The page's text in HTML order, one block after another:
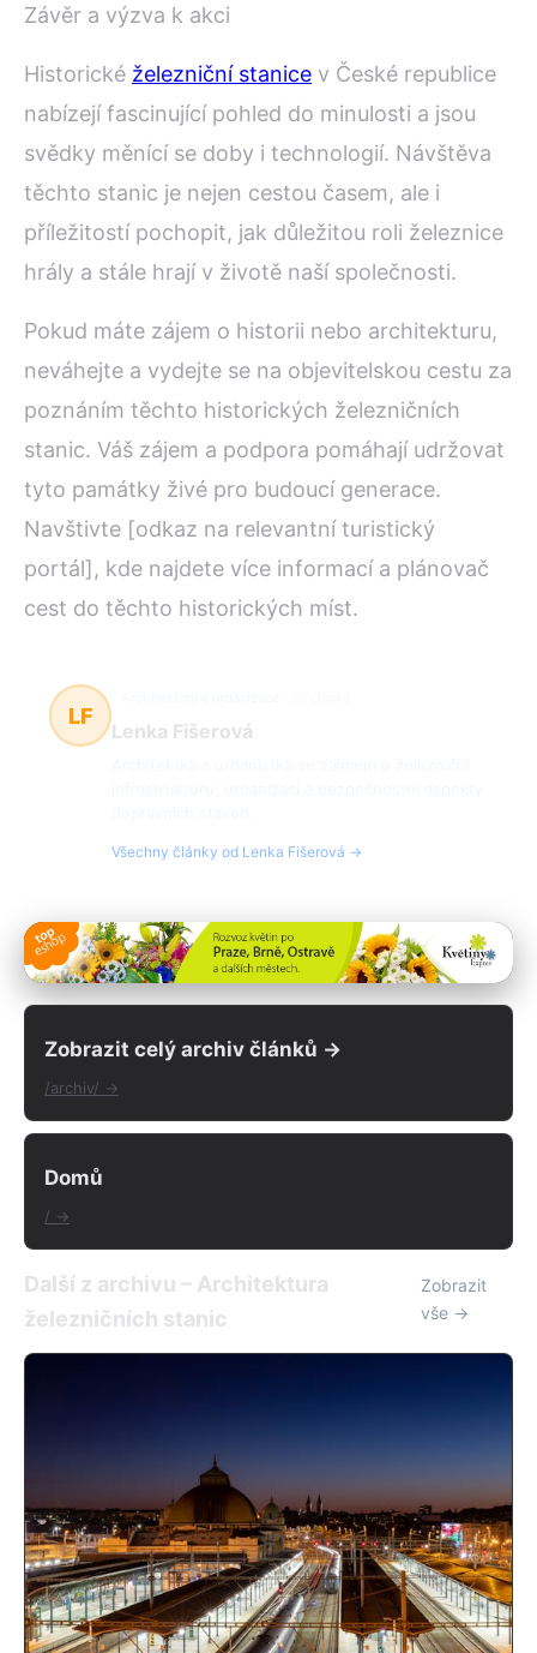
Závěr a výzva k akci
Historické železniční stanice v České republice
nabízejí fascinující pohled do minulosti a jsou
svědky měnící se doby i technologií. Návštěva
těchto stanic je nejen cestou časem, ale i
příležitostí pochopit, jak důležitou roli železnice
hrály a stále hrají v životě naší společnosti.
Pokud máte zájem o historii nebo architekturu,
neváhejte a vydejte se na objevitelskou cestu za
poznáním těchto historických železničních
stanic. Váš zájem a podpora pomáhají udržovat
tyto památky živé pro budoucí generace.
Navštivte [odkaz na relevantní turistický
portál], kde najdete více informací a plánovač
cest do těchto historických míst.
LF
Lenka Fišerová
Všechny články od Lenka Fišerová →
Zobrazit celý archiv článků →
/archiv/ →
Domů
/ →
Další z archivu – Architektura
železničních stanic
Zobrazit
vše →